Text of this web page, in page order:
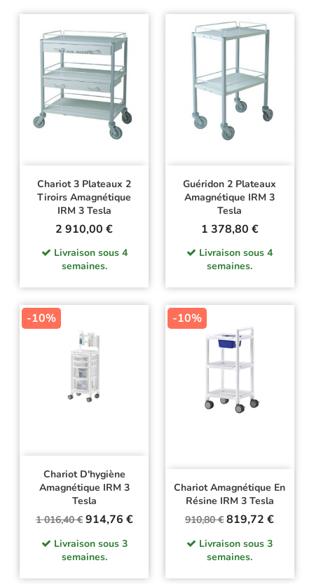
Chariot 3 Plateaux 2
Tiroirs Amagnétique
IRM 3 Tesla
Prix
2 910,00 €
Livraison sous 4
semaines.
Guéridon 2 Plateaux
Amagnétique IRM 3
Tesla
Prix
1 378,80 €
Livraison sous 4
semaines.
-10%
Chariot D'hygiène
Amagnétique IRM 3
Tesla
Prix
base
1 016,40 € Prix
914,76 €
Livraison sous 3
semaines.
-10%
Chariot Amagnétique En
Résine IRM 3 Tesla
Prix
base
910,80 € Prix
819,72 €
Livraison sous 3
semaines.